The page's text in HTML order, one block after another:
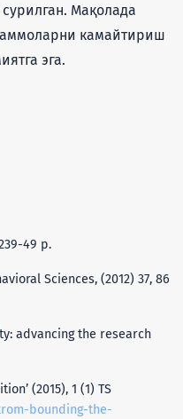
Мақолада
камайтириш
эга.
49 p.
Sciences, (2012) 37, 86
advancing the research
(2015), 1 (1) TS
bounding-the-